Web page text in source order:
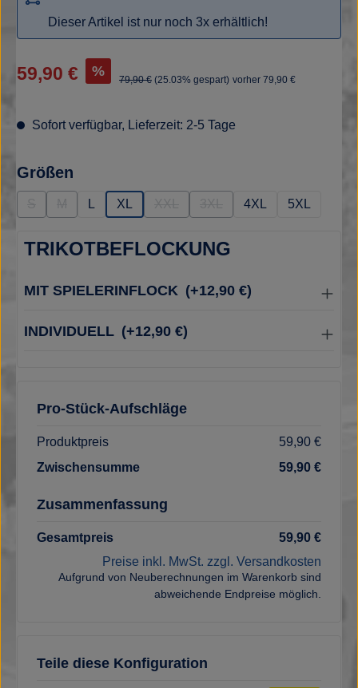
Dieser Artikel ist nur noch 3x erhältlich!
Verkaufspreis:
59,90 € % Regulärer Preis:
79,90 € (25.03% gespart) vorher 79,90 €
Sofort verfügbar, Lieferzeit: 2-5 Tage
Größen
(Diese Option ist zurzeit nicht verfügbar.)
(Diese Option ist zurzeit nicht verfügbar.)
L XL
(Diese Option ist zurzeit nicht
(Diese Option ist zurzeit
4XL 5XL
TRIKOTBEFLOCKUNG
MIT SPIELERINFLOCK (+12,90 €)
INDIVIDUELL (+12,90 €)
Pro-Stück-Aufschläge
Produktpreis
59,90 €
Zwischensumme
59,90 €
Zusammenfassung
Gesamtpreis
59,90 €
Preise inkl. MwSt. zzgl. Versandkosten
Aufgrund von Neuberechnungen im Warenkorb sind
abweichende Endpreise möglich.
Teile diese Konfiguration